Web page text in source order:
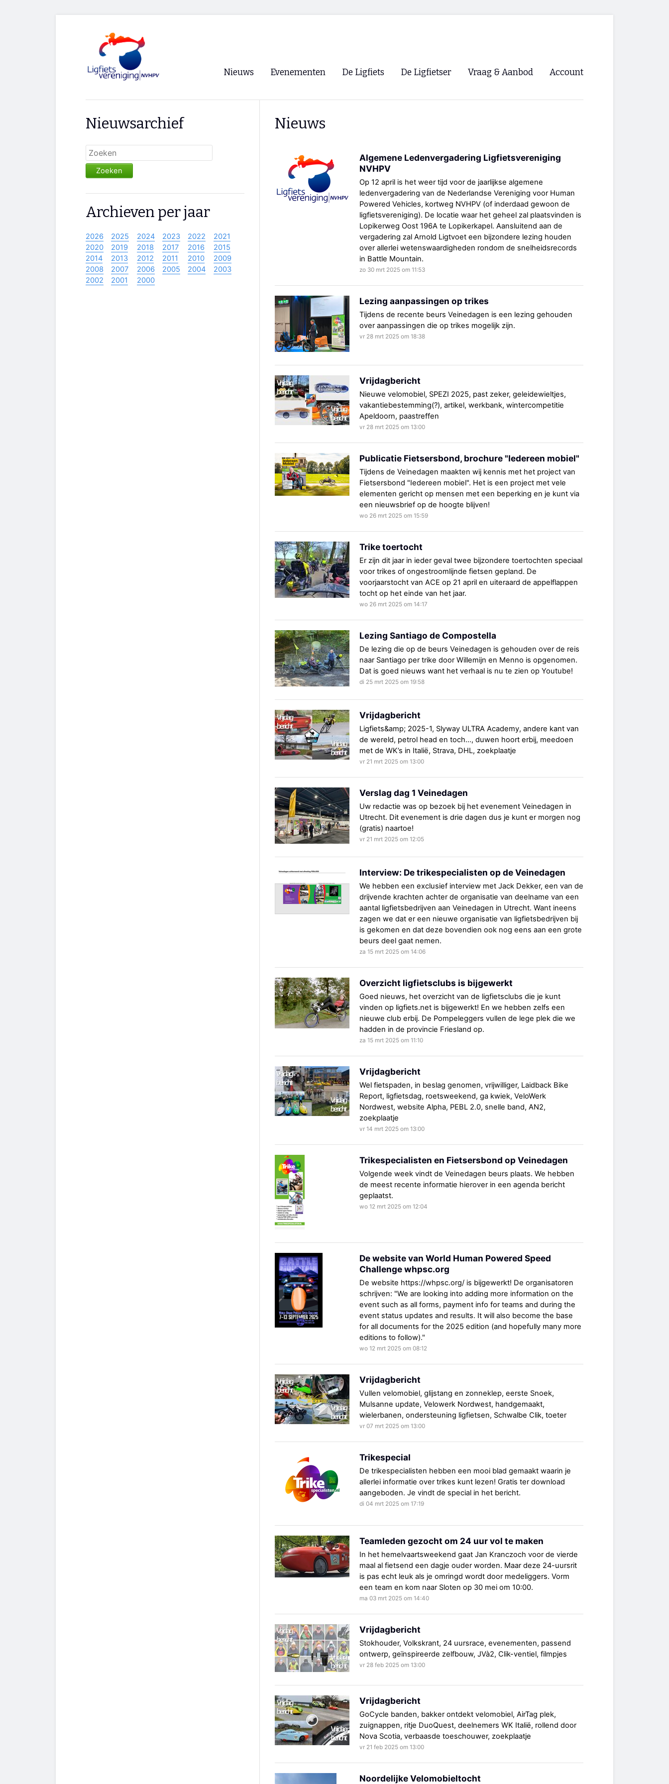
Nieuws Evenementen
Paastreffen
CycleVision
De Ligfiets De Ligfietser
Lokale Fietsverenigingen
EHPVA & EuSupino 🡺
Forum ligfietsers.nl 🡺
Vraag & Aanbod Account
Nieuws
Algemene Ledenvergadering Ligfietsvereniging
NVHPV
Op 12 april is het weer tijd voor de jaarlijkse algemene
ledenvergadering van de Nederlandse Vereniging voor Human
Powered Vehicles, kortweg NVHPV (of inderdaad gewoon de
ligfietsvereniging). De locatie waar het geheel zal plaatsvinden is
Lopikerweg Oost 196A te Lopikerkapel. Aansluitend aan de
vergadering zal Arnold Ligtvoet een bijzondere lezing houden
over allerlei wetenswaardigheden rondom de snelheidsrecords
in Battle Mountain.
zo 30 mrt 2025 om 11:53
Lezing aanpassingen op trikes
Tijdens de recente beurs Veinedagen is een lezing gehouden
over aanpassingen die op trikes mogelijk zijn.
vr 28 mrt 2025 om 18:38
Vrijdagbericht
Nieuwe velomobiel, SPEZI 2025, past zeker, geleidewieltjes,
vakantiebestemming(?), artikel, werkbank, wintercompetitie
Apeldoorn, paastreffen
vr 28 mrt 2025 om 13:00
Publicatie Fietsersbond, brochure "Iedereen mobiel"
Tijdens de Veinedagen maakten wij kennis met het project van
Fietsersbond "Iedereen mobiel". Het is een project met vele
elementen gericht op mensen met een beperking en je kunt via
een nieuwsbrief op de hoogte blijven!
wo 26 mrt 2025 om 15:59
Trike toertocht
Er zijn dit jaar in ieder geval twee bijzondere toertochten speciaal
voor trikes of ongestroomlijnde fietsen gepland. De
voorjaarstocht van ACE op 21 april en uiteraard de appelflappen
tocht op het einde van het jaar.
wo 26 mrt 2025 om 14:17
Lezing Santiago de Compostella
De lezing die op de beurs Veinedagen is gehouden over de reis
naar Santiago per trike door Willemijn en Menno is opgenomen.
Dat is goed nieuws want het verhaal is nu te zien op Youtube!
di 25 mrt 2025 om 19:58
Vrijdagbericht
Ligfiets&amp; 2025-1, Slyway ULTRA Academy, andere kant van
de wereld, petrol head en toch…, duwen hoort erbij, meedoen
met de WK’s in Italië, Strava, DHL, zoekplaatje
vr 21 mrt 2025 om 13:00
Verslag dag 1 Veinedagen
Uw redactie was op bezoek bij het evenement Veinedagen in
Utrecht. Dit evenement is drie dagen dus je kunt er morgen nog
(gratis) naartoe!
vr 21 mrt 2025 om 12:05
Interview: De trikespecialisten op de Veinedagen
We hebben een exclusief interview met Jack Dekker, een van de
drijvende krachten achter de organisatie van deelname van een
aantal ligfietsbedrijven aan Veinedagen in Utrecht. Want ineens
zagen we dat er een nieuwe organisatie van ligfietsbedrijven bij
is gekomen en dat deze bovendien ook nog eens aan een grote
beurs deel gaat nemen.
za 15 mrt 2025 om 14:06
Overzicht ligfietsclubs is bijgewerkt
Goed nieuws, het overzicht van de ligfietsclubs die je kunt
vinden op ligfiets.net is bijgewerkt! En we hebben zelfs een
nieuwe club erbij. De Pompeleggers vullen de lege plek die we
hadden in de provincie Friesland op.
za 15 mrt 2025 om 11:10
Vrijdagbericht
Wel fietspaden, in beslag genomen, vrijwilliger, Laidback Bike
Report, ligfietsdag, roetsweekend, ga kwiek, VeloWerk
Nordwest, website Alpha, PEBL 2.0, snelle band, AN2,
zoekplaatje
vr 14 mrt 2025 om 13:00
Trikespecialisten en Fietsersbond op Veinedagen
Volgende week vindt de Veinedagen beurs plaats. We hebben
de meest recente informatie hierover in een agenda bericht
geplaatst.
wo 12 mrt 2025 om 12:04
De website van World Human Powered Speed
Challenge whpsc.org
De website https://whpsc.org/ is bijgewerkt! De organisatoren
schrijven: "We are looking into adding more information on the
event such as all forms, payment info for teams and during the
event status updates and results. It will also become the base
for all documents for the 2025 edition (and hopefully many more
editions to follow)."
wo 12 mrt 2025 om 08:12
Vrijdagbericht
Vullen velomobiel, glijstang en zonneklep, eerste Snoek,
Mulsanne update, Velowerk Nordwest, handgemaakt,
wielerbanen, ondersteuning ligfietsen, Schwalbe Clik, toeter
vr 07 mrt 2025 om 13:00
Trikespecial
De trikespecialisten hebben een mooi blad gemaakt waarin je
allerlei informatie over trikes kunt lezen! Gratis ter download
aangeboden. Je vindt de special in het bericht.
di 04 mrt 2025 om 17:19
Teamleden gezocht om 24 uur vol te maken
In het hemelvaartsweekend gaat Jan Kranczoch voor de vierde
maal al fietsend een dagje ouder worden. Maar deze 24-uursrit
is pas echt leuk als je omringd wordt door medeliggers. Vorm
een team en kom naar Sloten op 30 mei om 10:00.
ma 03 mrt 2025 om 14:40
Vrijdagbericht
Stokhouder, Volkskrant, 24 uursrace, evenementen, passend
ontwerp, geïnspireerde zelfbouw, JVà2, Clik-ventiel, filmpjes
vr 28 feb 2025 om 13:00
Vrijdagbericht
GoCycle banden, bakker ontdekt velomobiel, AirTag plek,
zuignappen, ritje DuoQuest, deelnemers WK Italië, rollend door
Nova Scotia, verbaasde toeschouwer, zoekplaatje
vr 21 feb 2025 om 13:00
Noordelijke Velomobieltocht
Nieuwsarchief
Zoeken
Archieven per jaar
2026 2025 2024 2023 2022
2021
2020
2019 2018 2017 2016
2015
2014
2013 2012 2011 2010
2009
2008
2007 2006 2005 2004
2003
2002
2001 2000